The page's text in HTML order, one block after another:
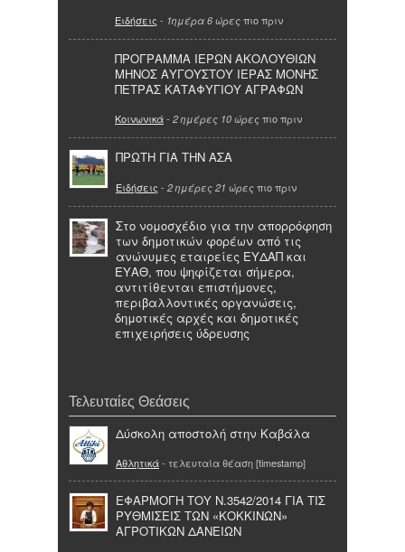
Ειδήσεις - 1ημέρα 6 ώρες πιο πριν
ΠΡΟΓΡΑΜΜΑ ΙΕΡΩΝ ΑΚΟΛΟΥΘΙΩΝ
ΜΗΝΟΣ ΑΥΓΟΥΣΤΟΥ ΙΕΡΑΣ ΜΟΝΗΣ
ΠΕΤΡΑΣ ΚΑΤΑΦΥΓΙΟΥ ΑΓΡΑΦΩΝ
Κοινωνικά- 2 ημέρες 10 ώρες πιο πριν
ΠΡΩΤΗ ΓΙΑ ΤΗΝ ΑΣΑ
Ειδήσεις - 2 ημέρες 21 ώρες πιο πριν
Στο νομοσχέδιο για την απορρόφηση
των δημοτικών φορέων από τις
ανώνυμες εταιρείες ΕΥΔΑΠ και
ΕΥΑΘ, που ψηφίζεται σήμερα,
αντιτίθενται επιστήμονες,
περιβαλλοντικές οργανώσεις,
δημοτικές αρχές και δημοτικές
επιχειρήσεις ύδρευσης
Τελευταίες Θεάσεις
Δύσκολη αποστολή στην Καβάλα
Αθλητικά- τελευταία θέαση [timestamp]
ΕΦΑΡΜΟΓΗ ΤΟΥ Ν.3542/2014 ΓΙΑ ΤΙΣ
ΡΥΘΜΙΣΕΙΣ ΤΩΝ «ΚΟΚΚΙΝΩΝ»
ΑΓΡΟΤΙΚΩΝ ΔΑΝΕΙΩΝ